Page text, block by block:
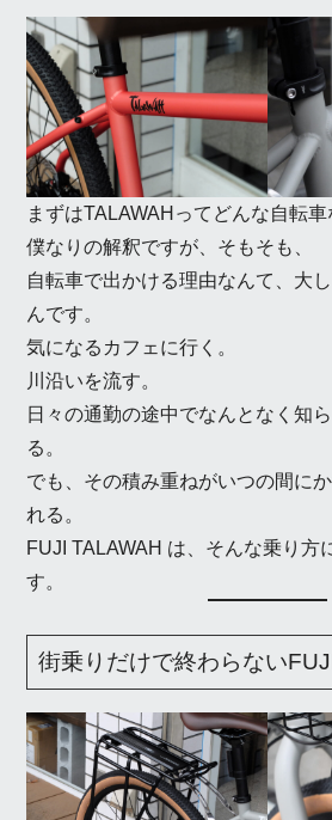
まずはTALAWAHってどんな自転車
僕なりの解釈ですが、そもそも、
自転車で出かける理由なんて、大
んです。
気になるカフェに行く。
川沿いを流す。
日々の通勤の途中でなんとなく知
る。
でも、その積み重ねがいつの間に
れる。
FUJI TALAWAH は、そんな乗り方
す。
街乗りだけで終わらない